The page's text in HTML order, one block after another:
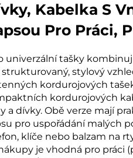
Kabelka S
Pro Práci,
univerzální tašky
strukturovaný, stylový
kordurojových
kordurojových
a dívky. Obě verze mají
pro uspořádání malých
klíče nebo balzam na
je vhodná pro práci